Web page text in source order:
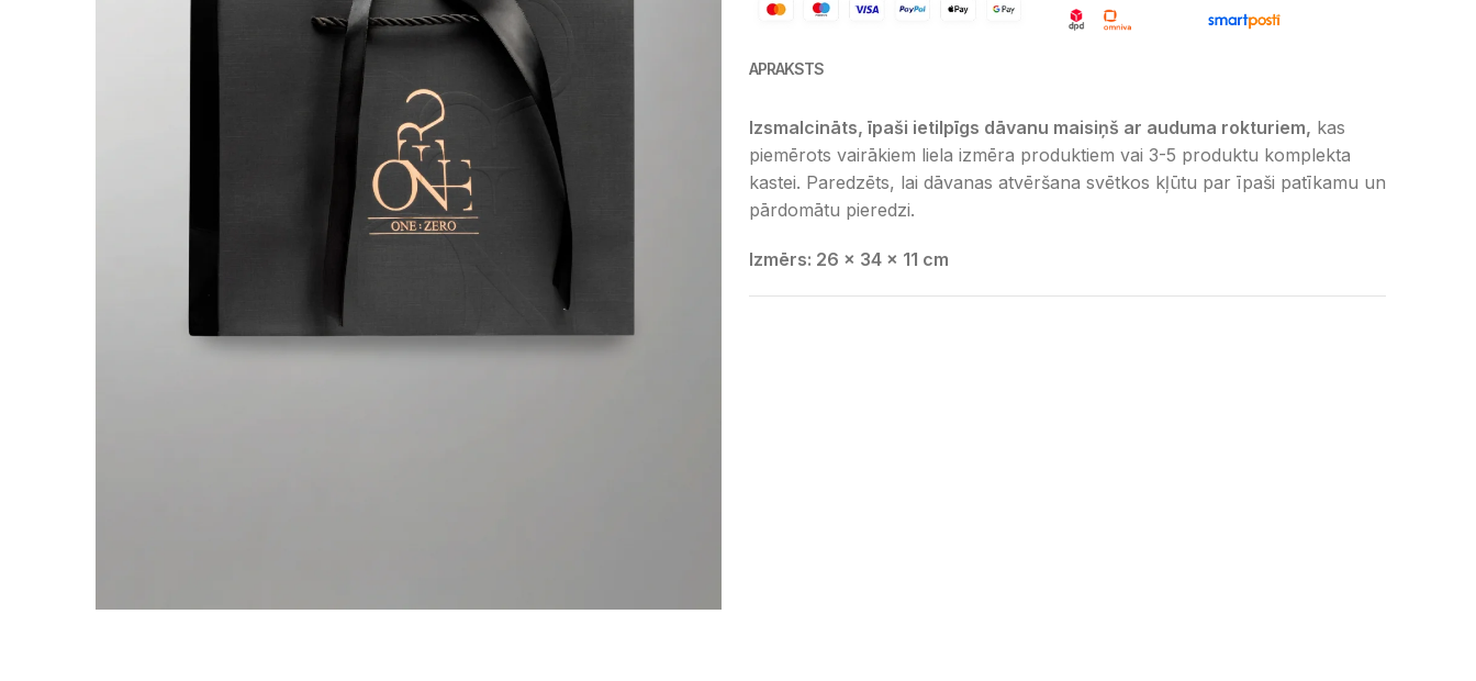
APRAKSTS
Izsmalcināts, īpaši ietilpīgs dāvanu maisiņš ar auduma rokturiem, kas
piemērots vairākiem liela izmēra produktiem vai 3-5 produktu komplekta
kastei. Paredzēts, lai dāvanas atvēršana svētkos kļūtu par īpaši patīkamu un
pārdomātu pieredzi.
Izmērs: 26 × 34 × 11 cm